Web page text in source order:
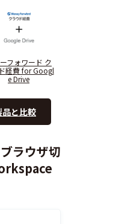
フォワード ク
経費 for Googl
e Drive
品と比較
ラウザ切